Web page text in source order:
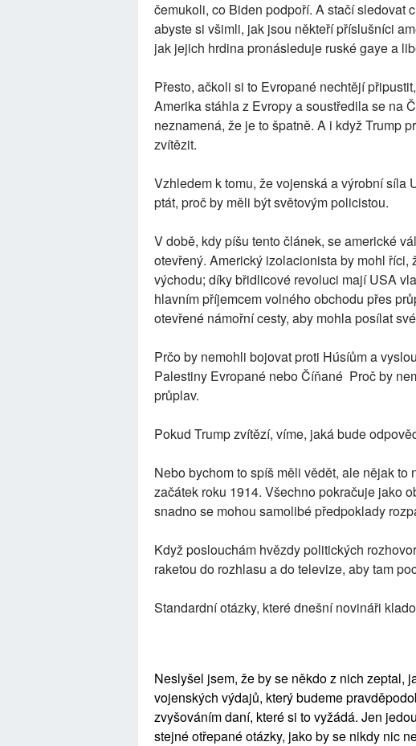
čemukoli, co Biden podpoří. A stačí sledovat
abyste si všimli, jak jsou někteří příslušníci
jak jejich hrdina pronásleduje ruské gaye a
Přesto, ačkoli si to Evropané nechtějí
Amerika stáhla z Evropy a soustředila se na
neznamená, že je to špatně. A i když Trump
zvítězit.
Vzhledem k tomu, že vojenská a výrobní síla
ptát, proč by měli být světovým policistou.
V době, kdy píšu tento článek, se americké
otevřený. Americký izolacionista by mohl
východu; díky břidlicové revoluci mají USA
hlavním příjemcem volného obchodu přes
otevřené námořní cesty, aby mohla posílat
Prčo by nemohli bojovat proti Húsíům a
Palestiny Evropané nebo Číňané Proč by
průplav.
Pokud Trump zvítězí, víme, jaká bude
Nebo bychom to spíš měli vědět, ale nějak
začátek roku 1914. Všechno pokračuje jako
snadno se mohou samolibé předpoklady
Když poslouchám hvězdy politických
raketou do rozhlasu a do televize, aby tam
Standardní otázky, které dnešní novináři
Neslyšel jsem, že by se někdo z nich zeptal,
vojenských výdajů, který budeme
zvyšováním daní, které si to vyžádá. Jen
stejné otřepané otázky, jako by se nikdy nic